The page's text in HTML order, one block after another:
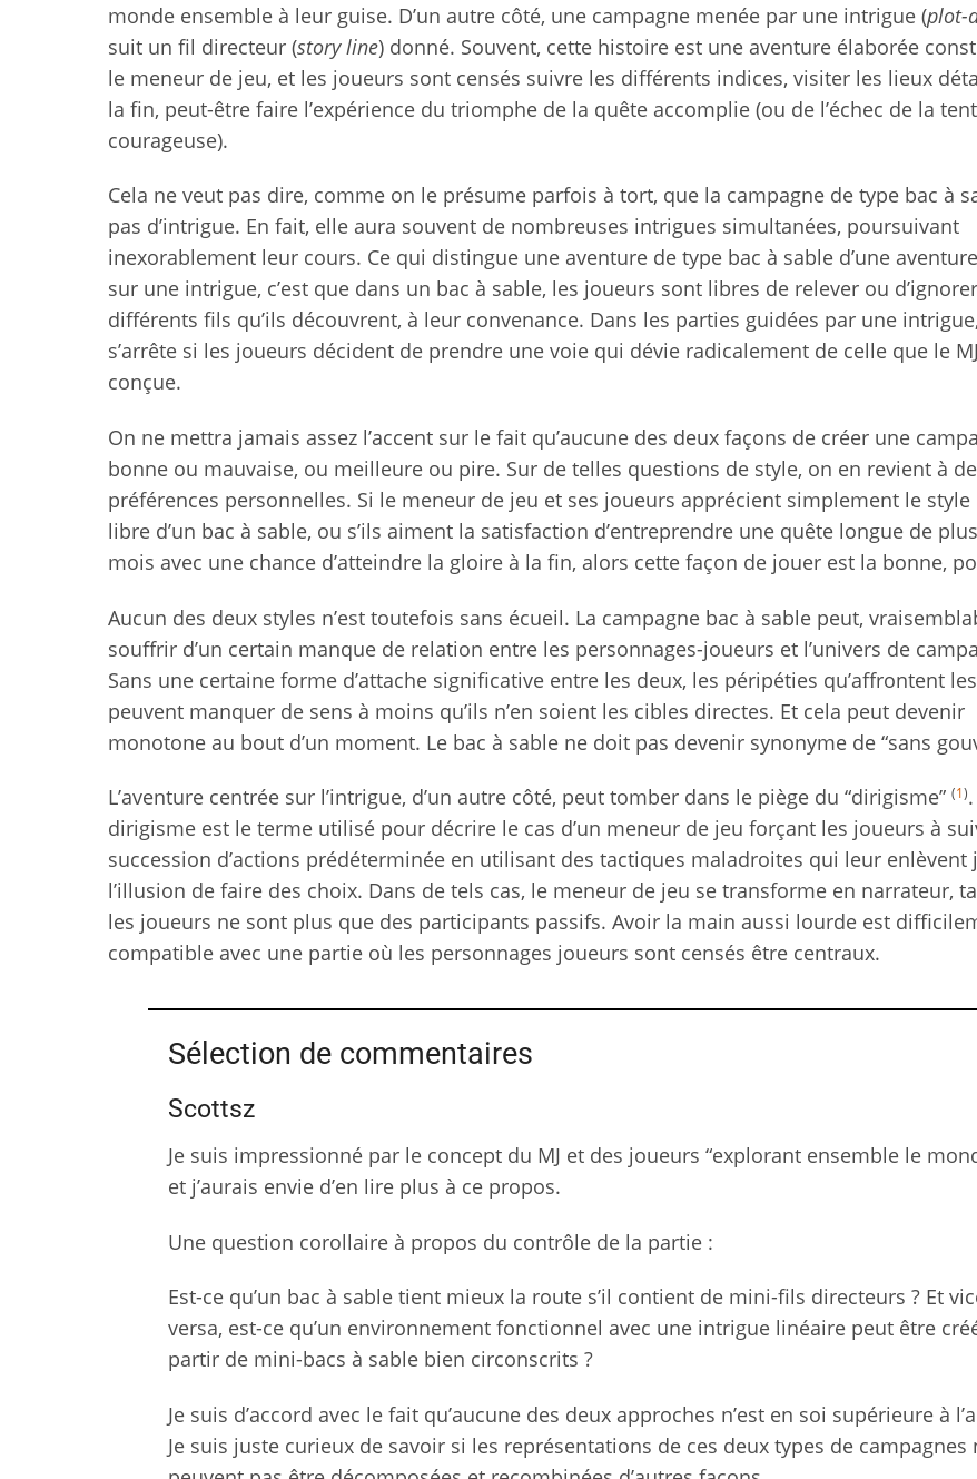
monde ensemble à leur guise. D’un autre côté, une campagne menée par une intrigue (plot-
suit un fil directeur (story line) donné. Souvent, cette histoire est une aventure élaborée
le meneur de jeu, et les joueurs sont censés suivre les différents indices, visiter les lieux
la fin, peut-être faire l’expérience du triomphe de la quête accomplie (ou de l’échec de la
courageuse).
Cela ne veut pas dire, comme on le présume parfois à tort, que la campagne de type bac à
pas d’intrigue. En fait, elle aura souvent de nombreuses intrigues simultanées, poursuivant
inexorablement leur cours. Ce qui distingue une aventure de type bac à sable d’une
sur une intrigue, c’est que dans un bac à sable, les joueurs sont libres de relever ou
différents fils qu’ils découvrent, à leur convenance. Dans les parties guidées par une
s’arrête si les joueurs décident de prendre une voie qui dévie radicalement de celle que le
conçue.
On ne mettra jamais assez l’accent sur le fait qu’aucune des deux façons de créer une
bonne ou mauvaise, ou meilleure ou pire. Sur de telles questions de style, on en revient à
préférences personnelles. Si le meneur de jeu et ses joueurs apprécient simplement le style
libre d’un bac à sable, ou s’ils aiment la satisfaction d’entreprendre une quête longue de
mois avec une chance d’atteindre la gloire à la fin, alors cette façon de jouer est la bonne,
Aucun des deux styles n’est toutefois sans écueil. La campagne bac à sable peut,
souffrir d’un certain manque de relation entre les personnages-joueurs et l’univers de
Sans une certaine forme d’attache significative entre les deux, les péripéties qu’affrontent
peuvent manquer de sens à moins qu’ils n’en soient les cibles directes. Et cela peut devenir
monotone au bout d’un moment. Le bac à sable ne doit pas devenir synonyme de “sans
L’aventure centrée sur l’intrigue, d’un autre côté, peut tomber dans le piège du “dirigisme” (1)
dirigisme est le terme utilisé pour décrire le cas d’un meneur de jeu forçant les joueurs à
succession d’actions prédéterminée en utilisant des tactiques maladroites qui leur enlèvent
l’illusion de faire des choix. Dans de tels cas, le meneur de jeu se transforme en narrateur,
les joueurs ne sont plus que des participants passifs. Avoir la main aussi lourde est
compatible avec une partie où les personnages joueurs sont censés être centraux.
Sélection de commentaires
Scottsz
Je suis impressionné par le concept du MJ et des joueurs “explorant ensemble le
et j’aurais envie d’en lire plus à ce propos.
Une question corollaire à propos du contrôle de la partie :
Est-ce qu’un bac à sable tient mieux la route s’il contient de mini-fils directeurs ? Et
versa, est-ce qu’un environnement fonctionnel avec une intrigue linéaire peut être
partir de mini-bacs à sable bien circonscrits ?
Je suis d’accord avec le fait qu’aucune des deux approches n’est en soi supérieure à
Je suis juste curieux de savoir si les représentations de ces deux types de campagnes